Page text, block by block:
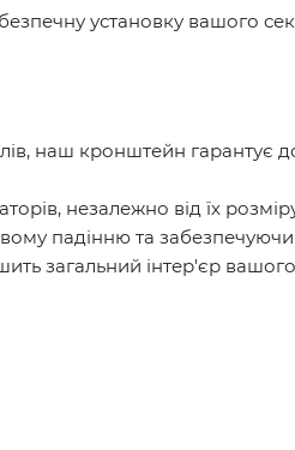
установку вашого
наш кронштейн гарантує
незалежно від їх
падінню та
загальний інтер'єр